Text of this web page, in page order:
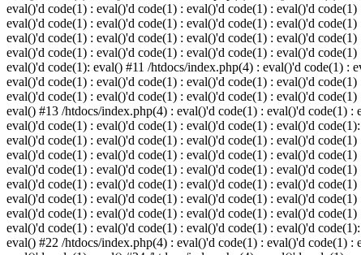
eval()'d code(1) : eval()'d code(1) : eval()'d code(1) : eval()'d
eval()'d code(1) : eval()'d code(1) : eval()'d code(1) : eval()'d
eval()'d code(1) : eval()'d code(1) : eval()'d code(1) : eval()'d
eval()'d code(1) : eval()'d code(1) : eval()'d code(1) : eval()'d
eval()'d code(1): eval() #11 /htdocs/index.php(4) : eval()'d code(1) :
eval()'d code(1) : eval()'d code(1) : eval()'d code(1) : eval()'d
eval()'d code(1) : eval()'d code(1) : eval()'d code(1) : eval()'d
eval() #13 /htdocs/index.php(4) : eval()'d code(1) : eval()'d code(1)
eval()'d code(1) : eval()'d code(1) : eval()'d code(1) : eval()'d
eval()'d code(1) : eval()'d code(1) : eval()'d code(1) : eval()'d
eval()'d code(1) : eval()'d code(1) : eval()'d code(1) : eval()'d
eval()'d code(1) : eval()'d code(1) : eval()'d code(1) : eval()'d
eval()'d code(1) : eval()'d code(1) : eval()'d code(1) : eval()'d
eval()'d code(1) : eval()'d code(1) : eval()'d code(1) : eval()'d
eval()'d code(1) : eval()'d code(1) : eval()'d code(1) : eval()'d
eval()'d code(1) : eval()'d code(1) : eval()'d code(1) : eval()'d
eval() #22 /htdocs/index.php(4) : eval()'d code(1) : eval()'d code(1)